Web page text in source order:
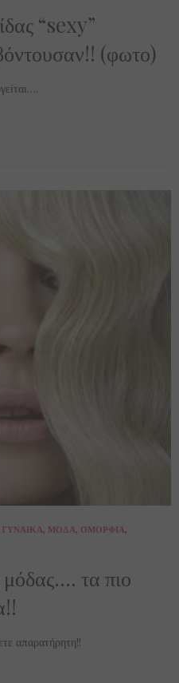
“sexy”
(φωτο)
ΓΥΝΑΊΚΑ, ΜΌΔΑ, ΟΜΟΡΦΙΆ,
μόδας…. τα πιο
απαρατήρητη!!